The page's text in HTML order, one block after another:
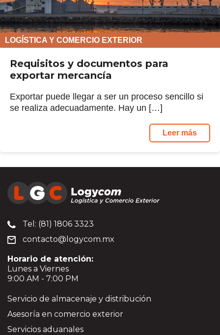
LOGÍSTICA Y COMERCIO EXTERIOR
Requisitos y documentos para
exportar mercancía
Exportar puede llegar a ser un proceso sencillo si
se realiza adecuadamente. Hay un […]
Leer más
Tel: (81) 1806 3323
contacto@logycom.mx
Horario de atención:
Lunes a Viernes
9:00 AM - 7:00 PM
Servicio de almacenaje y distribución
Asesoría en comercio exterior
Servicios aduanales